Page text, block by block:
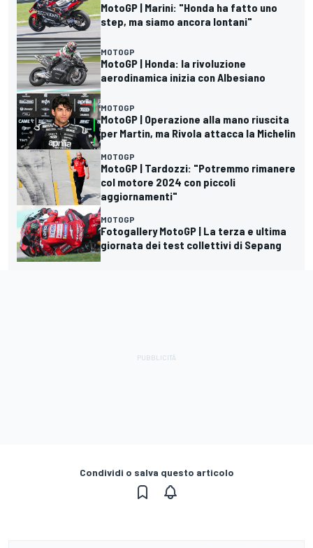
MotoGP | Marini: "Honda ha fatto uno
step, ma siamo ancora lontani"
MOTOGP
MotoGP | Honda: la rivoluzione
aerodinamica inizia con Albesiano
MOTOGP
MotoGP | Operazione alla mano riuscita
per Martin, ma Rivola attacca la Michelin
MOTOGP
MotoGP | Tardozzi: "Potremmo rimanere
col motore 2024 con piccoli
aggiornamenti"
MOTOGP
Fotogallery MotoGP | La terza e ultima
giornata dei test collettivi di Sepang
Condividi o salva questo articolo